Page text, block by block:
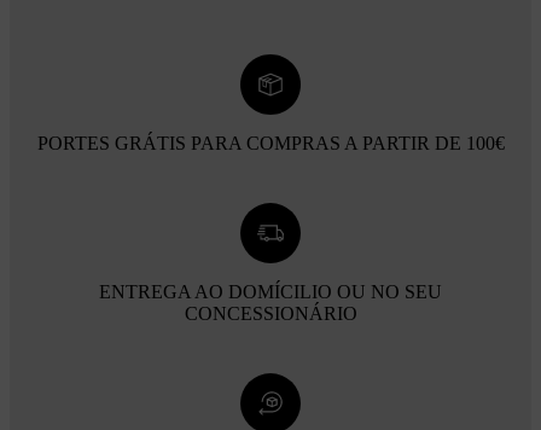
PORTES GRÁTIS PARA COMPRAS A PARTIR DE 100€
ENTREGA AO DOMÍCILIO OU NO SEU
CONCESSIONÁRIO